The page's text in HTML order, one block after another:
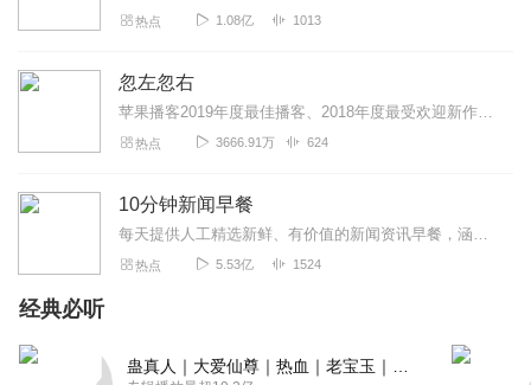
热点 1.08亿 1013
忽左忽右
苹果播客2019年度最佳播客、2018年度最受欢迎新作这是一档JustPod旗下的沙龙访谈类播客节目，每周更新，试图为中文播客听众提供更多高质量的内容。Just...
热点 3666.91万 624
10分钟新闻早餐
每天提供人工精选新鲜、有价值的新闻资讯早餐，涵盖国内社会热点、财经科技大事、国际时事风云。每天10分钟，畅晓天下事！
热点 5.53亿 1524
经典必听